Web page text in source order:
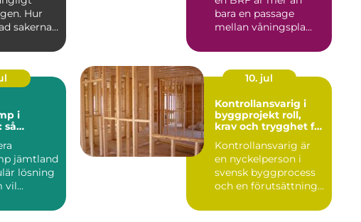
Hur
sakerna
bara en passage
mellan våningspla...
i
så
jämtland
lösning
vil...
10. jul
Kontrollansvarig i
byggprojekt roll,
krav och trygghet för
Kontrollansvarig är
en nyckelperson i
svensk byggprocess
och en förutsättning
byggproj...